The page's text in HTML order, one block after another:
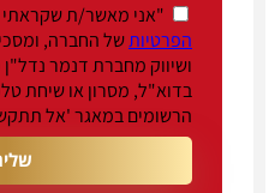
"אני מאשר/ת שקראתי
הפרטיותשל החברה,
ושיווק מחברת דנמר
בדוא"ל, מסרון או שיחת
הרשומים במאגר 'אל